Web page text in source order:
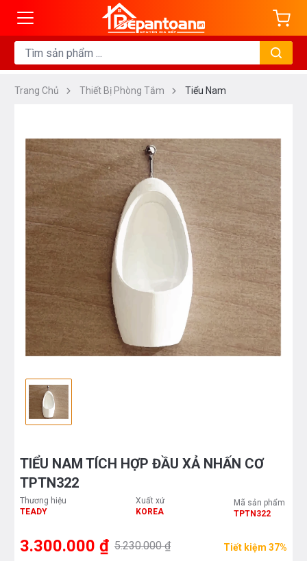
Trang Chủ Thiết Bị Phòng Tắm Tiểu Nam
TIỂU NAM TÍCH HỢP ĐẦU XẢ NHẤN CƠ
TPTN322
Thương hiệu
TEADY
Xuất xứ
KOREA
Mã sản phẩm
TPTN322
3.300.000 ₫ 5.230.000 ₫ Tiết kiệm 37%